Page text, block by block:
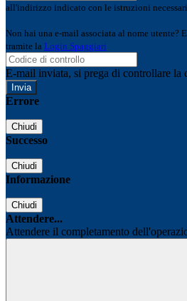
all'indirizzo indicato con le istruzioni
Non hai una e-mail associata al nome utente?
tramite la Login Spaggiari
E-mail inviata, si prega di controllare la
Errore
Chiudi
Successo
Chiudi
Informazione
Chiudi
Attendere...
Attendere il completamento